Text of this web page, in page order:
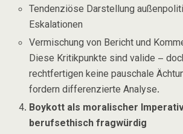
Tendenziöse Darstellung
Eskalationen
Vermischung von Bericht und
Diese Kritikpunkte sind valide –
rechtfertigen keine pauschale
fordern differenzierte Analyse.
Boykott als moralischer
berufsethisch fragwürdig